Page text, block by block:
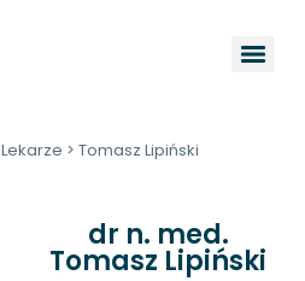
Lekarze > Tomasz Lipiński
dr n. med.
Tomasz Lipiński